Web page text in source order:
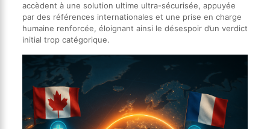
accèdent à une solution ultime ultra-sécurisée, appuyée
par des références internationales et une prise en charge
humaine renforcée, éloignant ainsi le désespoir d’un verdict
initial trop catégorique.